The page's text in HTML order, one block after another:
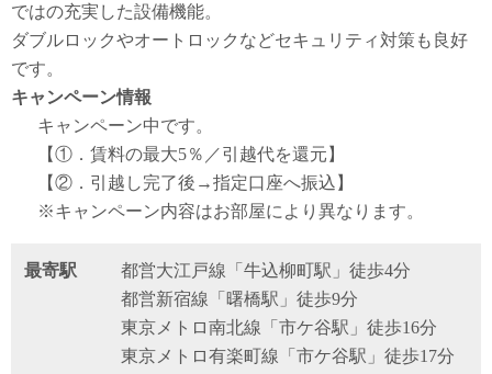
ではの充実した設備機能。
ダブルロックやオートロックなどセキュリティ対策も良好
です。
キャンペーン情報
キャンペーン中です。
【①．賃料の最大5％／引越代を還元】
【②．引越し完了後→指定口座へ振込】
※キャンペーン内容はお部屋により異なります。
最寄駅
都営大江戸線「牛込柳町駅」徒歩4分
都営新宿線「曙橋駅」徒歩9分
東京メトロ南北線「市ケ谷駅」徒歩16分
東京メトロ有楽町線「市ケ谷駅」徒歩17分